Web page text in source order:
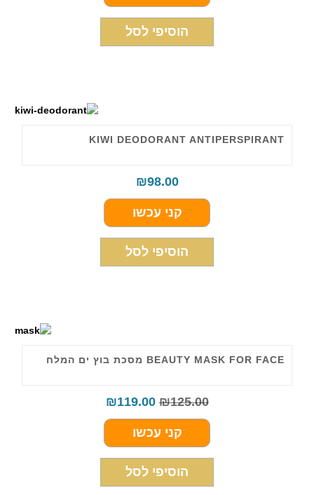
הוסיפי לסל
KIWI DEODORANT ANTIPERSPIRANT
₪98.00
קני עכשו
הוסיפי לסל
BEAUTY MASK FOR FACE מסכת בוץ ים המלח
₪125.00
₪119.00
קני עכשו
הוסיפי לסל